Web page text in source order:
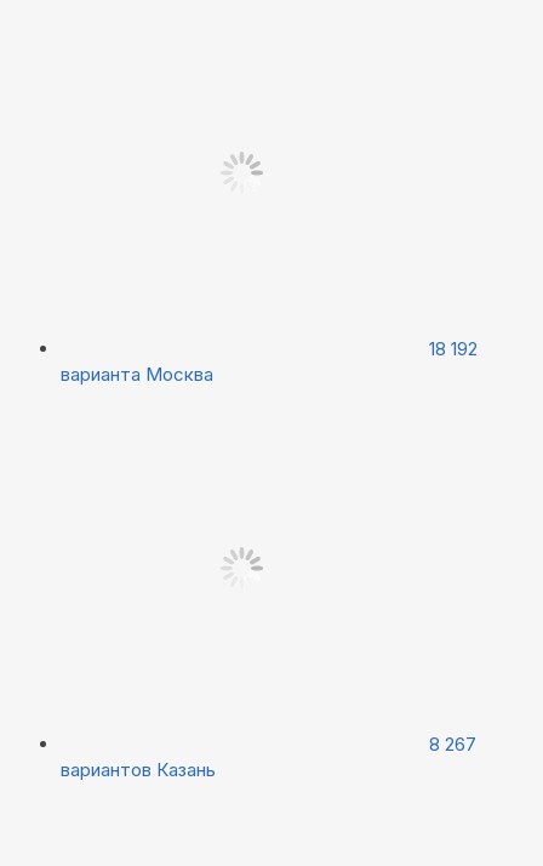
18 192
варианта Москва
8 267
вариантов Казань